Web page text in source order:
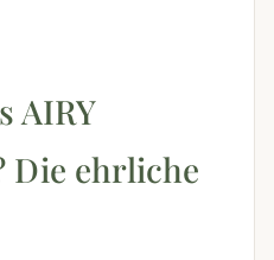
AIRY
Die ehrliche